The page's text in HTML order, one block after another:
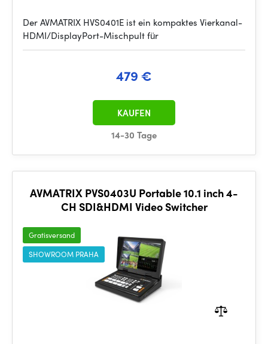
Der AVMATRIX HVS0401E ist ein kompaktes Vierkanal-
HDMI/DisplayPort-Mischpult für
479 €
14-30 Tage
KAUFEN
AVMATRIX PVS0403U Portable 10.1 inch 4-
CH SDI&HDMI Video Switcher
Gratisversand
SHOWROOM PRAHA